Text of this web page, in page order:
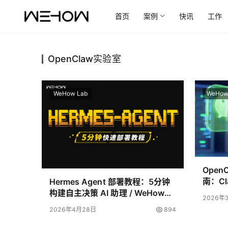
首页 案例 快讯 工作
OpenClaw实验室
WeHow Lab
Hermes Agent 部署教程：5分钟
构建自主决策 AI 助理 / WeHow
2026年4月28日 894
南：
2026年